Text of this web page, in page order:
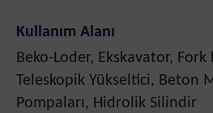
Kullanım Alanı
Beko-Loder, Ekskavator, Fork
Teleskopik Yükseltici, Beton
Pompaları, Hidrolik Silindir